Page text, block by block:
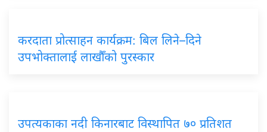
करदाता प्रोत्साहन कार्यक्रम: बिल लिने–दिने
उपभोक्तालाई लाखौँको पुरस्कार
उपत्यकाका नदी किनारबाट विस्थापित ७० प्रतिशत